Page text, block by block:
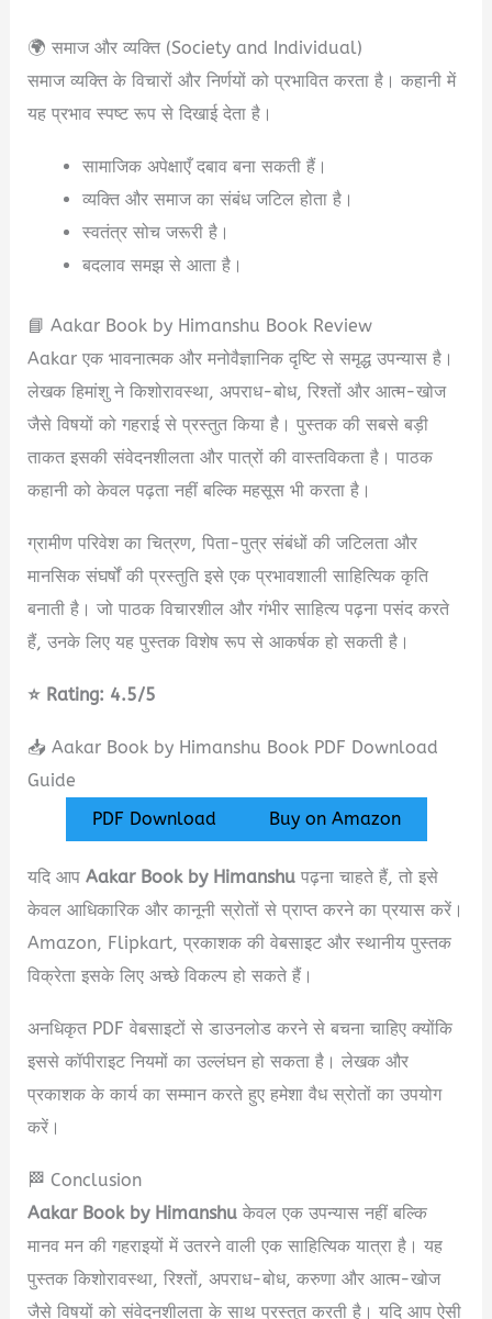
🌍 समाज और व्यक्ति (Society and Individual)
समाज व्यक्ति के विचारों और निर्णयों को प्रभावित करता है। कहानी में
यह प्रभाव स्पष्ट रूप से दिखाई देता है।
सामाजिक अपेक्षाएँ दबाव बना सकती हैं।
व्यक्ति और समाज का संबंध जटिल होता है।
स्वतंत्र सोच जरूरी है।
बदलाव समझ से आता है।
📘 Aakar Book by Himanshu Book Review
Aakar एक भावनात्मक और मनोवैज्ञानिक दृष्टि से समृद्ध उपन्यास है।
लेखक हिमांशु ने किशोरावस्था, अपराध-बोध, रिश्तों और आत्म-खोज
जैसे विषयों को गहराई से प्रस्तुत किया है। पुस्तक की सबसे बड़ी
ताकत इसकी संवेदनशीलता और पात्रों की वास्तविकता है। पाठक
कहानी को केवल पढ़ता नहीं बल्कि महसूस भी करता है।
ग्रामीण परिवेश का चित्रण, पिता-पुत्र संबंधों की जटिलता और
मानसिक संघर्षों की प्रस्तुति इसे एक प्रभावशाली साहित्यिक कृति
बनाती है। जो पाठक विचारशील और गंभीर साहित्य पढ़ना पसंद करते
हैं, उनके लिए यह पुस्तक विशेष रूप से आकर्षक हो सकती है।
⭐ Rating: 4.5/5
📥 Aakar Book by Himanshu Book PDF Download
Guide
PDF Download
Buy on Amazon
यदि आपAakar Book by Himanshu पढ़ना चाहते हैं, तो इसे
केवल आधिकारिक और कानूनी स्रोतों से प्राप्त करने का प्रयास करें।
Amazon, Flipkart, प्रकाशक की वेबसाइट और स्थानीय पुस्तक
विक्रेता इसके लिए अच्छे विकल्प हो सकते हैं।
अनधिकृत PDF वेबसाइटों से डाउनलोड करने से बचना चाहिए क्योंकि
इससे कॉपीराइट नियमों का उल्लंघन हो सकता है। लेखक और
प्रकाशक के कार्य का सम्मान करते हुए हमेशा वैध स्रोतों का उपयोग
करें।
🏁 Conclusion
Aakar Book by Himanshu केवल एक उपन्यास नहीं बल्कि
मानव मन की गहराइयों में उतरने वाली एक साहित्यिक यात्रा है। यह
पुस्तक किशोरावस्था, रिश्तों, अपराध-बोध, करुणा और आत्म-खोज
जैसे विषयों को संवेदनशीलता के साथ प्रस्तुत करती है। यदि आप ऐसी